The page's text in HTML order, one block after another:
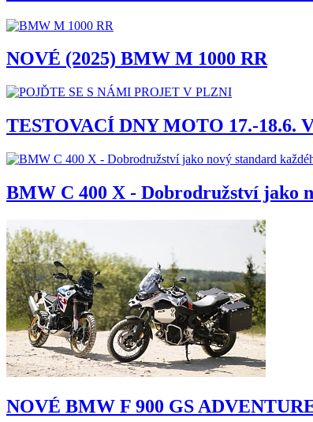
NOVÉ (2025) BMW M 1000 RR
TESTOVACÍ DNY MOTO 17.-18.6.
BMW C 400 X - Dobrodružství jako
NOVÉ BMW F 900 GS